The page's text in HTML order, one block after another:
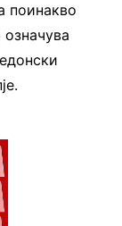
поинакво